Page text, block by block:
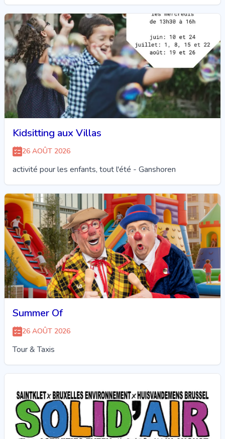
Kidsitting aux Villas
26 AOÛT 2026
activité pour les enfants, tout l'été - Ganshoren
Summer Of
26 AOÛT 2026
Tour & Taxis